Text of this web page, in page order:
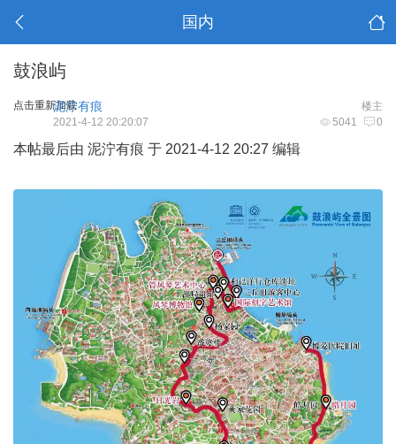
国内
鼓浪屿
点击重新加载 楼主
泥泞有痕
5041 0
2021-4-12 20:20:07
本帖最后由 泥泞有痕 于 2021-4-12 20:27 编辑